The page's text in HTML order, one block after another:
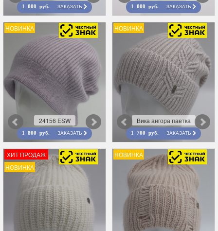
1 000 руб. ЗАКАЗАТЬ 1 000 руб. ЗАКАЗАТЬ
НОВИНКА
24156 ESW
1 800 руб. ЗАКАЗАТЬ
НОВИНКА
Вика ангора паетка
1 700 руб. ЗАКАЗАТЬ
ХИТ ПРОДАЖ
НОВИНКА
НОВИНКА